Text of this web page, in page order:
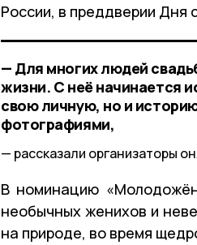
России, в преддверии Дня
— Для многих людей
жизни. С неё начинается
свою личную, но и
фотографиями,
рассказали организаторы
В номинацию
необычных женихов и
на природе, во время